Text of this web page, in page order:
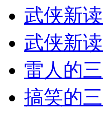
武侠新
武侠新
雷人的
搞笑的